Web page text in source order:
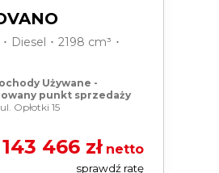
Diesel ･ 2198 cm³ ･
Używane -
punkt sprzedaży
Opłotki 15
143 466 złnetto
sprawdź ratę